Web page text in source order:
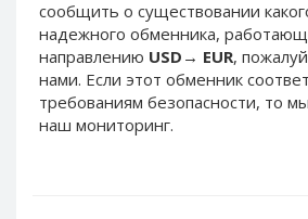
сообщить о существовании
надежного обменника,
направлению USD → EUR,
нами. Если этот обменник
требованиям безопасности, то
наш мониторинг.
Webmoney WMR
Webmoney WME
Webmoney WMU
Webmoney WMK